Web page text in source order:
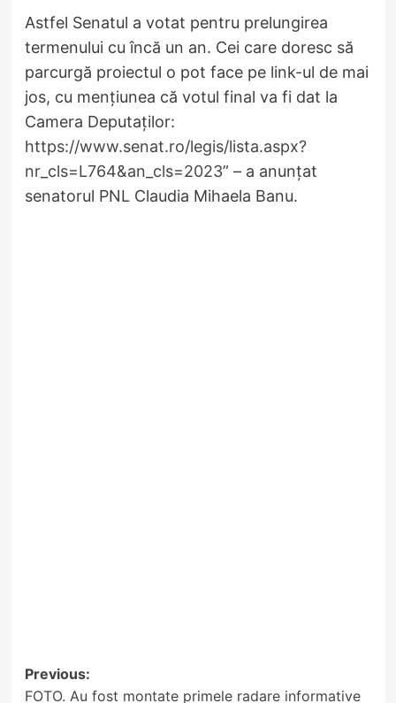
Astfel Senatul a votat pentru prelungirea
termenului cu încă un an. Cei care doresc să
parcurgă proiectul o pot face pe link-ul de mai
jos, cu mențiunea că votul final va fi dat la
Camera Deputaților:
https://www.senat.ro/legis/lista.aspx?
nr_cls=L764&an_cls=2023” – a anunțat
senatorul PNL Claudia Mihaela Banu.
Post
Previous:
FOTO. Au fost montate primele radare informative